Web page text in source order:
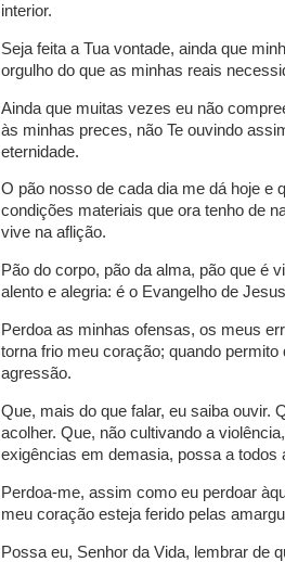
interior.
Seja feita a Tua vontade, ainda que
orgulho do que as minhas reais
Ainda que muitas vezes eu não
às minhas preces, não Te ouvindo
eternidade.
O pão nosso de cada dia me dá hoje e
condições materiais que ora tenho de
vive na aflição.
Pão do corpo, pão da alma, pão que é
alento e alegria: é o Evangelho de
Perdoa as minhas ofensas, os meus
torna frio meu coração; quando
agressão.
Que, mais do que falar, eu saiba ouvir.
acolher. Que, não cultivando a
exigências em demasia, possa a todos
Perdoa-me, assim como eu perdoar
meu coração esteja ferido pelas
Possa eu, Senhor da Vida, lembrar de